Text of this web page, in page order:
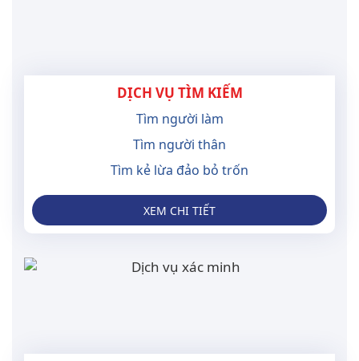
DỊCH VỤ TÌM KIẾM
Tìm người làm
Tìm người thân
Tìm kẻ lừa đảo bỏ trốn
XEM CHI TIẾT